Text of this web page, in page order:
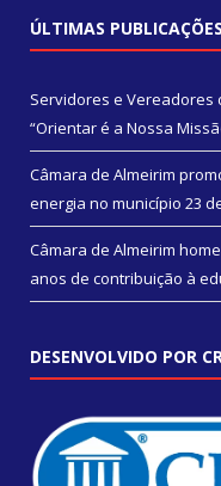
ÚLTIMAS PUBLICAÇÕES
Servidores e Vereadores
“Orientar é a Nossa
Câmara de Almeirim
energia no município 23
Câmara de Almeirim
anos de contribuição à
DESENVOLVIDO POR